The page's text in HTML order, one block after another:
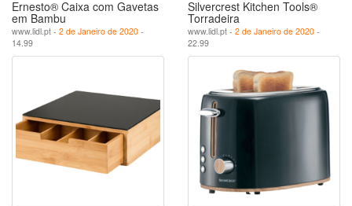
Ernesto® Caixa com Gavetas
em Bambu
www.lidl.pt - 2 de Janeiro de 2020 -
14.99
Silvercrest Kitchen Tools®
Torradeira
www.lidl.pt - 2 de Janeiro de 2020 -
22.99